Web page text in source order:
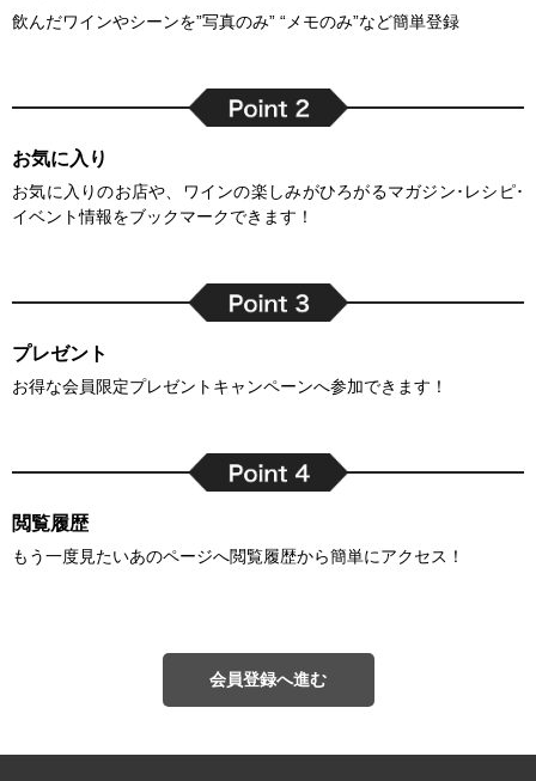
飲んだワインやシーンを”写真のみ” “メモのみ”など簡単登録
お気に入り
お気に入りのお店や、ワインの楽しみがひろがるマガジン･レシピ･
イベント情報をブックマークできます！
プレゼント
お得な会員限定プレゼントキャンペーンへ参加できます！
閲覧履歴
もう一度見たいあのページへ閲覧履歴から簡単にアクセス！
会員登録へ進む